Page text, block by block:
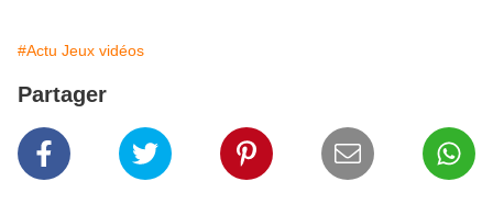
#Actu Jeux vidéos
Partager